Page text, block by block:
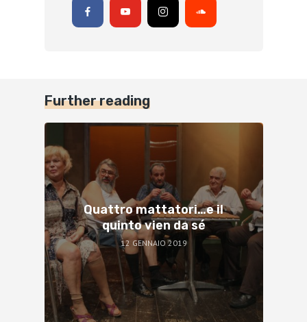
Further reading
Quattro mattatori…e il
quinto vien da sé
12 GENNAIO 2019